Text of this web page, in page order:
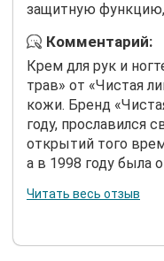
защитную
Комментарий:
Крем для рук и
трав» от «Чистая
кожи. Бренд
году, прославился
открытий того
а в 1998 году была
Читать весь отзыв